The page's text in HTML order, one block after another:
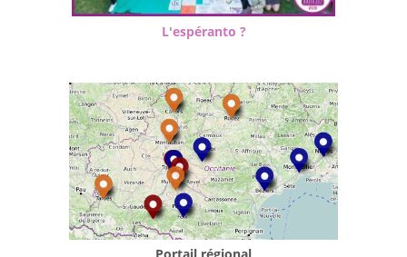
L'espéranto ?